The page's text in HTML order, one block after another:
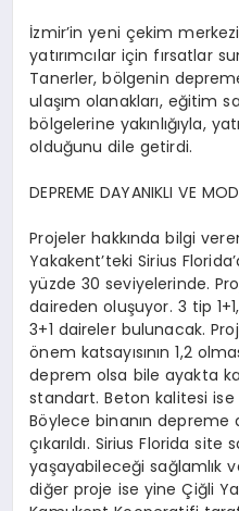
İzmir’in yeni çekim
yatırımcılar için fırsatlar
Tanerler, bölgenin
ulaşım olanakları, eğitim
bölgelerine yakınlığıyla,
olduğunu dile getirdi.
DEPREME DAYANIKLI VE
Projeler hakkında bilgi
Yakakent’teki Sirius
yüzde 30 seviyelerinde.
daireden oluşuyor. 3 tip
3+1 daireler bulunacak.
önem katsayısının 1,2
deprem olsa bile ayakta
standart. Beton kalitesi
Böylece binanın depreme
çıkarıldı. Sirius Florida
yaşayabileceği sağlamlık
diğer proje ise yine Çiğli